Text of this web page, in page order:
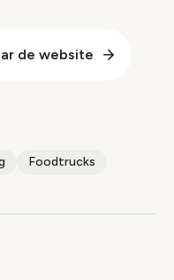
de website
Foodtrucks